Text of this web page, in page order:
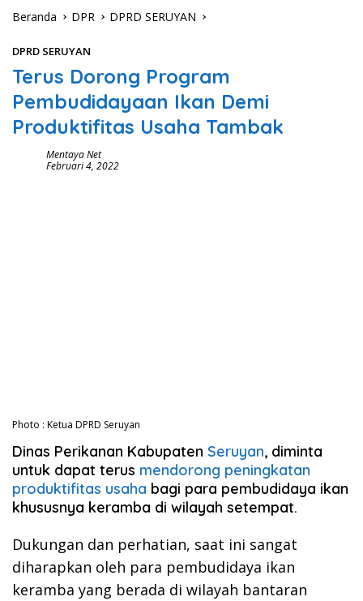
Beranda DPR DPRD SERUYAN
DPRD SERUYAN
Terus Dorong Program
Pembudidayaan Ikan Demi
Produktifitas Usaha Tambak
Mentaya Net
Februari 4, 2022
Photo : Ketua DPRD Seruyan
Dinas Perikanan Kabupaten Seruyan, diminta
untuk dapat terus mendorong peningkatan
produktifitas usaha bagi para pembudidaya ikan
khususnya keramba di wilayah setempat.
Dukungan dan perhatian, saat ini sangat
diharapkan oleh para pembudidaya ikan
keramba yang berada di wilayah bantaran